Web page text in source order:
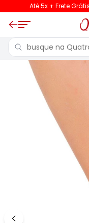
Até 5x + Frete